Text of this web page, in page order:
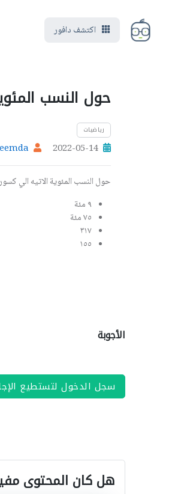
اكتشف دافور
حول النسب
رياضيات
2022-05-14
حول النسب المئوية الاتيه الي
٩ مئة
٧٥ مئة
٣١٧
١٥٥
الأجوبة
سجل الدخول لتستطيع
هل كان المحتوى